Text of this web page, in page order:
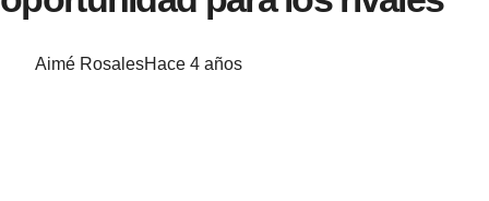
Aimé RosalesHace 4 años